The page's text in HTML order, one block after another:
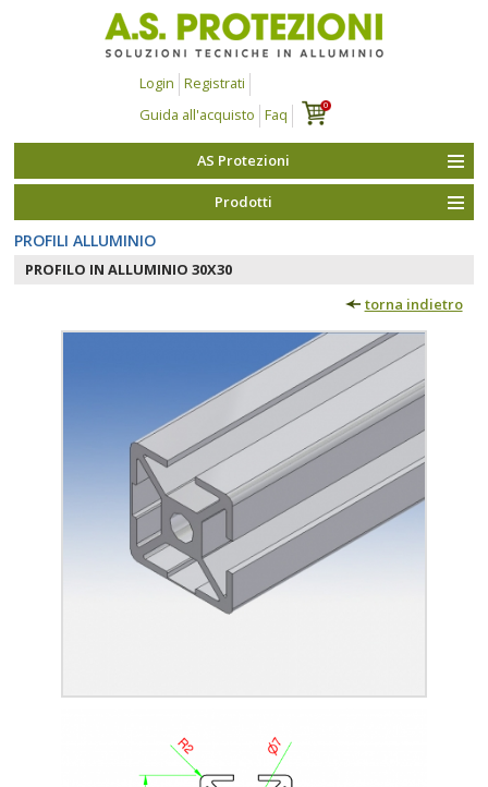
Login Registrati
Guida all'acquisto Faq 0
AS Protezioni
Prodotti
PROFILI ALLUMINIO
PROFILO IN ALLUMINIO 30X30
torna indietro